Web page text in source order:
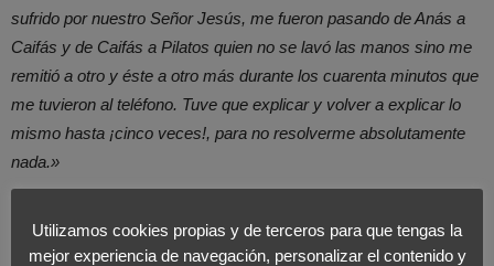
sufrido por nuestro Señor Jesús, me fueron pasando de Anás a
Caifás y de Caifás a Pilatos quien no se lavó las manos sino me
remitió a otro y éste a otro más durante los cuarenta minutos que
me tuvieron al teléfono. Tuve que explicar y volver a explicar lo
mismo hasta ¡cinco veces!, para no resolverme absolutamente
nada.»
todo el mundo se puede llegar a sentir identificado
. Es una
Utilizamos cookies propias y de terceros para que tengas la
mejor experiencia de navegación, personalizar el contenido y